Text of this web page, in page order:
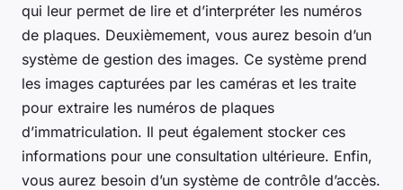
qui leur permet de lire et d’interpréter les numéros
de plaques. Deuxièmement, vous aurez besoin d’un
système de gestion des images. Ce système prend
les images capturées par les caméras et les traite
pour extraire les numéros de plaques
d’immatriculation. Il peut également stocker ces
informations pour une consultation ultérieure. Enfin,
vous aurez besoin d’un système de contrôle d’accès.